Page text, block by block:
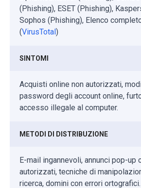
(Phishing), ESET (Phishing),
Sophos (Phishing), Elenco
(VirusTotal)
SINTOMI
Acquisti online non autorizzati,
password degli account online,
accesso illegale al computer.
METODI DI DISTRIBUZIONE
E-mail ingannevoli, annunci pop-up
autorizzati, tecniche di
ricerca, domini con errori ortografici.